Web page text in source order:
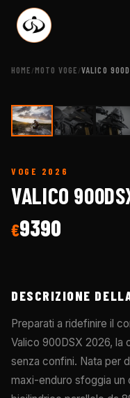
HOME /MOTO VOGE /VALICO
VOGE 2026
VALICO
€9390
DESCRIZIONE
Preparati a ridefinire il
Valico 900DSX 2026, la
senza confini. Nata per
maxi-enduro sfoggia un